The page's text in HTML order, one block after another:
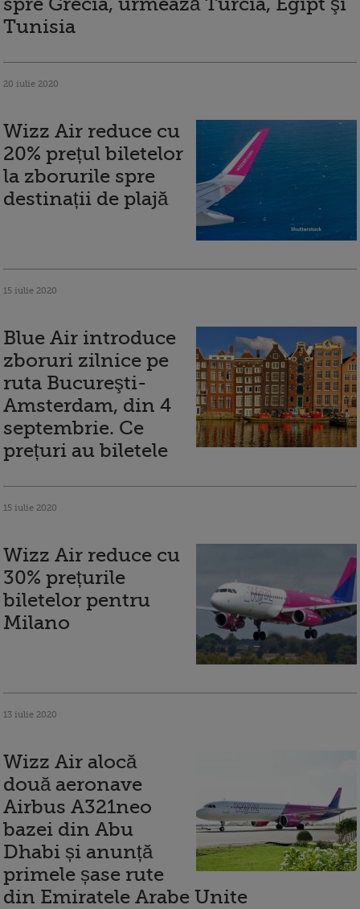
Tunisia
20 iulie 2020
Wizz Air reduce cu
20% prețul biletelor
la zborurile spre
destinații de plajă
15 iulie 2020
Blue Air introduce
zboruri zilnice pe
ruta Bucureşti-
Amsterdam, din 4
septembrie. Ce
prețuri au biletele
15 iulie 2020
Wizz Air reduce cu
30% prețurile
biletelor pentru
Milano
13 iulie 2020
Wizz Air alocă
două aeronave
Airbus A321neo
bazei din Abu
Dhabi și anunță
primele șase rute
din Emiratele Arabe Unite